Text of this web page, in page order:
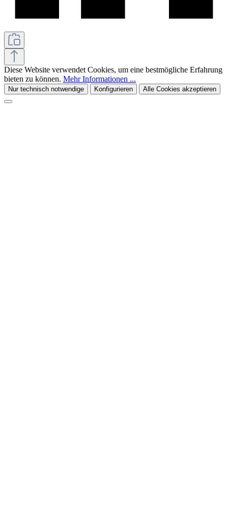
Diese Website verwendet Cookies, um eine bestmögliche Erfahrung
bieten zu können. Mehr Informationen ...
Nur technisch notwendige Konfigurieren Alle Cookies akzeptieren